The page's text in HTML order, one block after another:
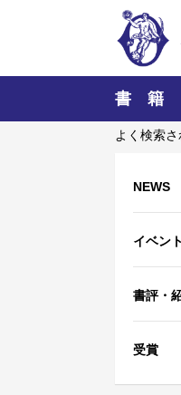
書 籍
よく検索
NEWS
イベント
書評・
受賞